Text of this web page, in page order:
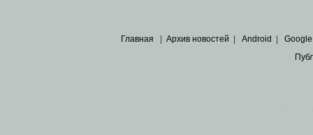
Главная Архив новостей Android Google